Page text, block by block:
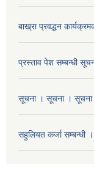
बाख्रा प्रवद्धन
प्रस्ताव पेश सम्बन्धी
सूचना । सूचना । सूचना
सहुलियत कर्जा सम्बन्धी ।